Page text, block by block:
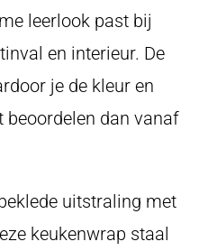
leerlook past bij
en interieur. De
je de kleur en
beoordelen dan vanaf
uitstraling met
keukenwrap staal